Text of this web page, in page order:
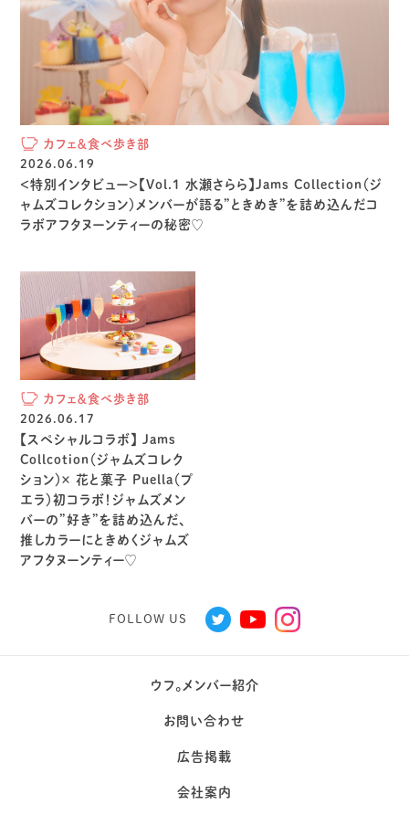
カフェ＆食べ歩き部
2026.06.19
＜特別インタビュー＞【Vol.1 水瀬さらら】Jams Collection（ジ
ャムズコレクション）メンバーが語る”ときめき”を詰め込んだコ
ラボアフタヌーンティーの秘密♡
カフェ＆食べ歩き部
2026.06.17
【スペシャルコラボ】 Jams
Collcotion（ジャムズコレク
ション）× 花と菓子 Puella（プ
エラ）初コラボ！ジャムズメン
バーの”好き”を詰め込んだ、
推しカラーにときめくジャムズ
アフタヌーンティー♡
FOLLOW US
ウフ。メンバー紹介
お問い合わせ
広告掲載
会社案内